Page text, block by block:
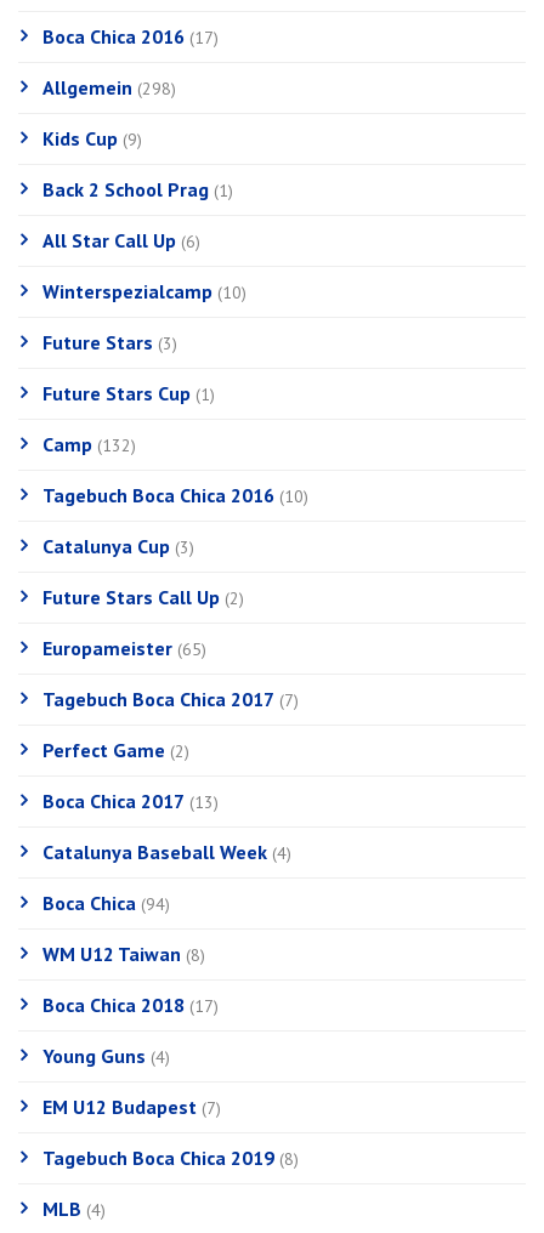
Boca Chica 2016 (17)
Allgemein (298)
Kids Cup (9)
Back 2 School Prag (1)
All Star Call Up (6)
Winterspezialcamp (10)
Future Stars (3)
Future Stars Cup (1)
Camp (132)
Tagebuch Boca Chica 2016 (10)
Catalunya Cup (3)
Future Stars Call Up (2)
Europameister (65)
Tagebuch Boca Chica 2017 (7)
Perfect Game (2)
Boca Chica 2017 (13)
Catalunya Baseball Week (4)
Boca Chica (94)
WM U12 Taiwan (8)
Boca Chica 2018 (17)
Young Guns (4)
EM U12 Budapest (7)
Tagebuch Boca Chica 2019 (8)
MLB (4)